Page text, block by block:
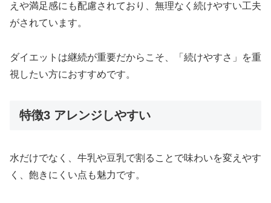
えや満足感にも配慮されており、無理なく続けやすい工夫
がされています。
ダイエットは継続が重要だからこそ、「続けやすさ」を重
視したい方におすすめです。
特徴3 アレンジしやすい
水だけでなく、牛乳や豆乳で割ることで味わいを変えやす
く、飽きにくい点も魅力です。